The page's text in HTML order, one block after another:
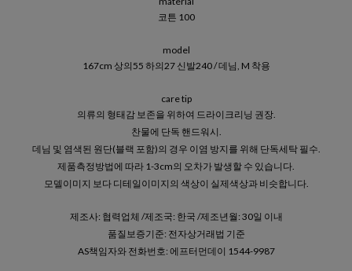
코튼 100
model
167cm 상의55 하의27 신발240 / 데님, M 착용
care tip
의류의 형태감 보존을 위하여 드라이크리닝 권장.
찬물에 단독 핸드워시.
데님 및 염색된 원단(블랙 포함)의 경우 이염 방지를 위해 단독세탁 필수.
제품측정방법에 따라 1-3cm의 오차가 발생할 수 있습니다.
모델이미지 보다 디테일이미지의 색상이 실제색상과 비슷합니다.
제조사: 협력업체 /제조국: 한국 /제조년월: 30일 이내
품질보증기준: 전자상거래법 기준
AS책임자와 전화번호: 에프터먼데이 1544-9987